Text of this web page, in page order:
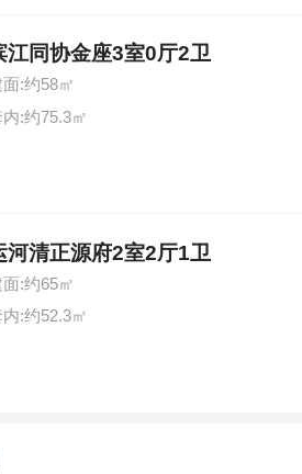
江同协金座3室0厅2卫
:约58㎡
:约75.3㎡
河清正源府2室2厅1卫
:约65㎡
:约52.3㎡